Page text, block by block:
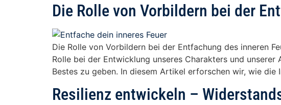
Die Rolle von Vorbildern bei der
Die Rolle von Vorbildern bei der Entfachung des inneren
Rolle bei der Entwicklung unseres Charakters und
Bestes zu geben. In diesem Artikel erforschen wir, wie
Resilienz entwickeln –